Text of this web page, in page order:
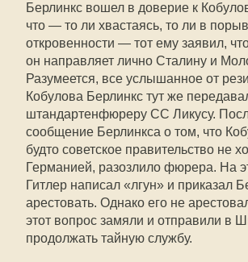
Берлинкс вошел в доверие к
что — то ли хвастаясь, то ли в
откровенности — тот ему заявил,
он направляет лично Сталину и
Разумеется, все услышанное от
Кобулова Берлинкс тут же
штандартенфюреру СС Ликусу.
сообщение Берлинкса о том, что
будто советское правительство не
Германией, разозлило фюрера. На
Гитлер написал «лгун» и приказал
арестовать. Однако его не
этот вопрос замяли и отправили в
продолжать тайную службу.